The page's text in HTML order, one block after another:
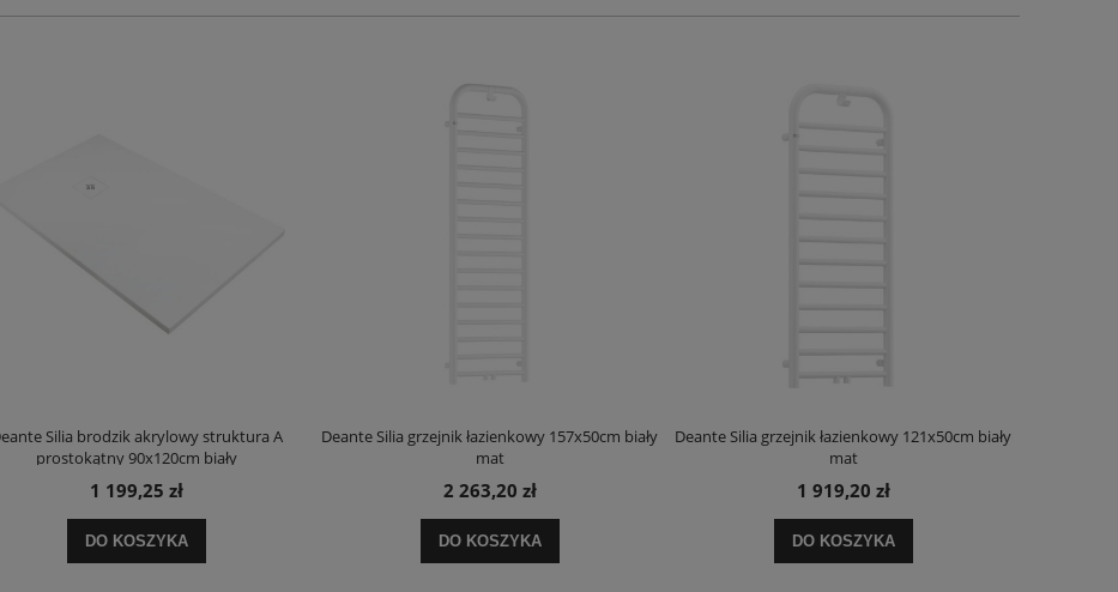
Silia brodzik akrylowy struktura A
prostokątny 90x120cm biały
1 199,25 zł
DO KOSZYKA
Deante Silia grzejnik łazienkowy 157x50cm biały
mat
2 263,20 zł
DO KOSZYKA
Deante Silia grzejnik łazienkowy 121x50cm biały
mat
1 919,20 zł
DO KOSZYKA